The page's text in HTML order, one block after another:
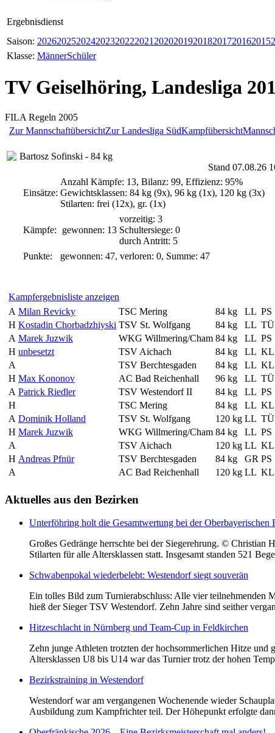
Ergebnisdienst
Saison: 202620252024202320222021 202020192018201720162015
Klasse: MännerSchüler
TV Geiselhöring, Landesliga
FILA Regeln 2005
Zur MannschaftübersichtZur Landesliga SüdKampfübersicht
Bartosz Sofinski - 84 kg
Stand 07.08.26
Einsätze:
Anzahl Kämpfe: 13, Bilanz: 99, Effizienz: 95%
Gewichtsklassen: 84 kg (9x), 96 kg (1x), 120 kg (3x)
Stilarten: frei (12x), gr. (1x)
Kämpfe: gewonnen: 13
vorzeitig: 3
Schultersiege: 0
durch Antritt: 5
Punkte:
gewonnen: 47, verloren: 0, Summe: 47
Kampfergebnisliste anzeigen
A Milan Revicky TSC Mering 84 kg LL PS
H Kostadin Chorbadzhiyski TSV St. Wolfgang 84 kg LL TÜ
A Marek Juzwik WKG Willmering/Cham 84 kg LL PS
H unbesetzt TSV Aichach 84 kg LL KL
A
TSV Berchtesgaden 84 kg LL KL
H Max Kononov AC Bad Reichenhall 96 kg LL TÜ
A Patrick Riedler TSV Westendorf II 84 kg LL PS
H
TSC Mering 84 kg LL KL
A Dominik Holland TSV St. Wolfgang 120 kg LL TÜ
H Marek Juzwik WKG Willmering/Cham 84 kg LL PS
A
TSV Aichach 120 kg LL KL
H Andreas Pfnür TSV Berchtesgaden 84 kg GR PS
A
AC Bad Reichenhall 120 kg LL KL
Aktuelles aus den Bezirken
Unterföhring holt die Gesamtwertung bei der Oberbayerischen
Großes Gedränge herrschte bei der Siegerehrung. © Christian
Stilarten für alle Altersklassen statt. Insgesamt standen 521
Schwabenpokal wiederbelebt: Westendorf siegt souverän
Ein tolles Bild zum Turnierabschluss: Alle vier teilnehmenden
hieß der Sieger TSV Westendorf. Zehn Jahre sind seither
Hitzeschlacht in Nürnberg und Team-Cup in Feldkirchen
Zehn junge Athleten trotzten der hochsommerlichen Hitze
Altersklassen U8 bis U14 war das Turnier trotz der hohen
Bezirkstraining in Westendorf
Westendorf war am vergangenen Wochenende wieder
Ausbildung zum Kampfrichter teil. Der Höhepunkt erfolgte